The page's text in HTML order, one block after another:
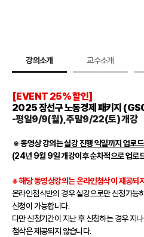
강의소개 교수소개
[EVENT 25% 할인]
2025 장선구 노동경제 패키지
-평일9/9(월), 주말9/22(토) 개강
※ 동영상 강의는실강 진행 익일까지 업로
(24년 9월 9일 개강이후 순차적으로 업로
※ 해당 동영상강의는 온라인첨삭이 제공되
온라인첨삭반의 경우 실강으로만 신청가능
신청이 가능합니다.
다만 신청기간이 지난 후 신청하는 경우 지
첨삭은 제공되지 않습니다.